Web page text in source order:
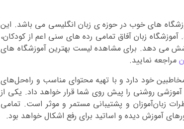
های خوب در حوزه ی زبان انگلیسی می باشد. این
زبان آفاق تمامی رده های سنی اعم از کودکان،
پوشش می دهد. برای مشاهده لیست بهترین آموزشگاه های
مراجعه نمایید.
خود دارد و با تهیه محتوای مناسب و راه‌حل‌های
روشنی را پیش روی شما قرار خواهد داد. یکی از
زبان‌آموزان و پشتیبانی مستمر و موثر است. تمامی
آموزش دیده و اساتید برای رفع اشکال خواهد بود.